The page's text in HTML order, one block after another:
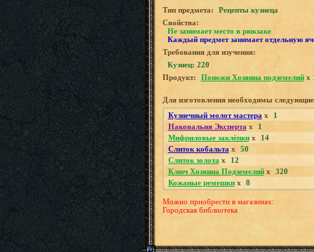
Tип предмета:
Рецепты кузнеца
Свойства:
Не занимает место в рюкзаке
Каждый предмет занимает отдельную
Требования для изучения:
Кузнец: 220
Продукт:
Поножи Хозяина подземелийx
Для изготовления необходимы
Кузнечный молот мастера x
1
Наковальня Эксперта x
1
Мифриловые заклёпкиx
14
Слиток кобальта x
50
Слиток золота x
12
Ключ Хозяина Подземелийx
320
Кожаные ремешкиx 8
Можно приобрести в магазинах:
Городская библиотека